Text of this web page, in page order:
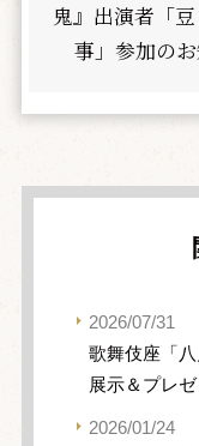
鬼』出演者「
事」参加の
2026/07/31
歌舞伎座「
展示＆プレ
2026/01/24